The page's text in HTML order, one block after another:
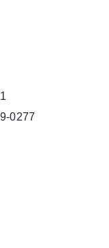
0277